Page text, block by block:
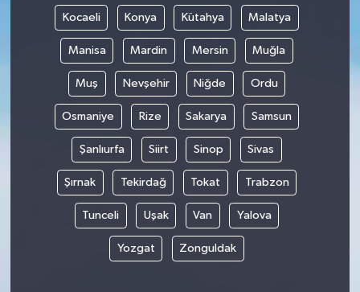
Kocaeli Konya Kütahya Malatya
Manisa Mardin Mersin Muğla
Muş Nevşehir Niğde Ordu
Osmaniye Rize Sakarya Samsun
Şanlıurfa Siirt Sinop Sivas
Şırnak Tekirdağ Tokat Trabzon
Tunceli Uşak Van Yalova
Yozgat Zonguldak